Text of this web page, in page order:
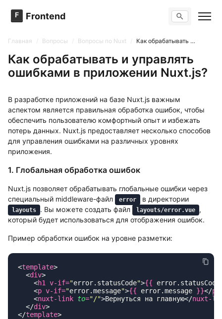
F Frontend Поиск по сайту
Тренажер вопросов
Тесты
Задачи
Главная Вопросы Вопросы по Nuxt Как обрабатывать и управлять ошибками в приложении Nuxt.js?
Как обрабатывать и управлять
ошибками в приложении Nuxt.js?
В разработке приложений на базе Nuxt.js важным
аспектом является правильная обработка ошибок, чтобы
обеспечить пользователю комфортный опыт и избежать
потерь данных. Nuxt.js предоставляет несколько способов
для управления ошибками на различных уровнях
приложения.
1. Глобальная обработка ошибок
Nuxt.js позволяет обрабатывать глобальные ошибки через
специальный middleware-файл
error в директории
layouts . Вы можете создать файл layouts/error.vue
,
который будет использоваться для отображения ошибок.
Пример обработки ошибок на уровне разметки:
<template
  <
div
    <
h1 v-if="error.statusCode">{{
    <
p v-if="error.message">{{ error.message }}</p
    <
nuxt-link to="/">Вернуться на главную</nuxt-
  </
div
</template